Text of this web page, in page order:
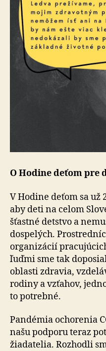
O Hodine deťom pre
V Hodine deťom sa už
aby deti na celom
šťastné detstvo a
dospelých.
organizácií
ľuďmi sme tak
oblasti zdravia,
rodiny a vzťahov,
to potrebné.
Pandémia ochorenia
našu podporu teraz
žiadatelia. Rozhodli